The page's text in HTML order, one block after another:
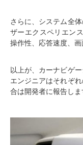
さらに、システム全
ザーエクスペリエン
操作性、応答速度、画
以上が、カーナビゲ
エンジニアはそれぞ
合は開発者に報告しま